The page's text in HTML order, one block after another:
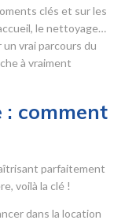
clés et sur les
le nettoyage…
vrai parcours du
à vraiment
: comment
parfaitement
voilà la clé !
dans la location